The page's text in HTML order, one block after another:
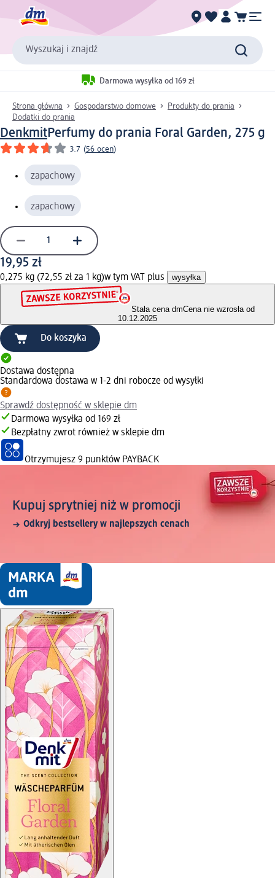
Wyszukaj i znajdź
Darmowa wysyłka od 169 zł
Strona główna Gospodarstwo domowe
Produkty do prania
Dodatki do prania
DenkmitPerfumy do prania Foral Garden, 275 g
3.7 (56 ocen)
zapachowy
zapachowy
19,95 zł
0,275 kg (72,55 zł za 1 kg)w tym VAT plus wysyłka
Stała cena dmCena nie wzrosła od
10.12.2025
Do koszyka
Dostawa dostępna
Standardowa dostawa w 1-2 dni robocze od wysyłki
Sprawdź dostępność w sklepie dm
Darmowa wysyłka od 169 zł
Bezpłatny zwrot również w sklepie dm
Otrzymujesz 9 punktów PAYBACK
Kupuj sprytniej niż w promocji
Odkryj bestsellery w najlepszych cenach